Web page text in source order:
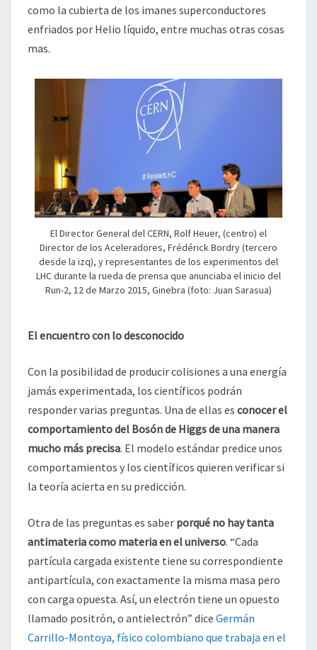
como la cubierta de los imanes superconductores
enfriados por Helio líquido, entre muchas otras cosas
mas.
El Director General del CERN, Rolf Heuer, (centro) el
Director de los Aceleradores, Frédérick Bordry (tercero
desde la izq), y representantes de los experimentos del
LHC durante la rueda de prensa que anunciaba el inicio del
Run-2, 12 de Marzo 2015, Ginebra (foto: Juan Sarasua)
El encuentro con lo desconocido
Con la posibilidad de producir colisiones a una energía
jamás experimentada, los científicos podrán
responder varias preguntas. Una de ellas es conocer el
comportamiento del Bosón de Higgs de una manera
mucho más precisa. El modelo estándar predice unos
comportamientos y los científicos quieren verificar si
la teoría acierta en su predicción.
Otra de las preguntas es saber porqué no hay tanta
antimateria como materia en el universo. “Cada
partícula cargada existente tiene su correspondiente
antipartícula, con exactamente la misma masa pero
con carga opuesta. Así, un electrón tiene un opuesto
llamado positrón, o antielectrón” dice Germán
Carrillo-Montoya, físico colombiano que trabaja en el